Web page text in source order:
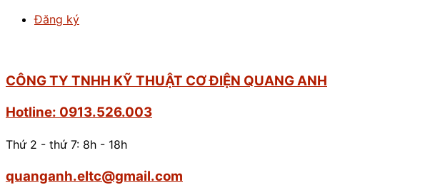
Đăng ký
CÔNG TY TNHH KỸ THUẬT CƠ ĐIỆN QUANG ANH
Hotline: 0913.526.003
Thứ 2 - thứ 7: 8h - 18h
quanganh.eltc@gmail.com